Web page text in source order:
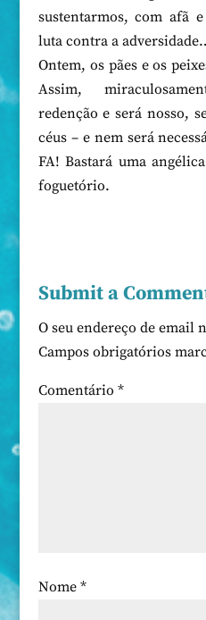
sustentarmos, com afã
luta contra a
Ontem, os pães e os
Assim,
redenção e será nosso,
céus – e nem será
FA! Bastará uma
foguetório.
Submit a
O seu endereço de email
Campos obrigatórios
Comentário *
Nome *